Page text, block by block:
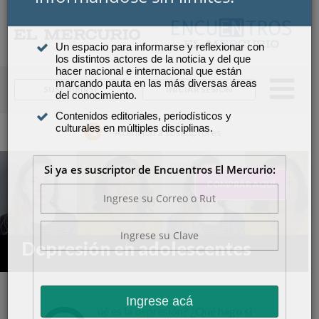
SUSCRIBIRSE INICIAR SESIÓN
Atención a suscriptores
COMPRAR AQUÍ
Depresión en adolescentes
ué es la depresión? ¿Qué hago si
Suscríbase y continúe
informándose sin límites.
×
los distintos actores de la noticia y del que
hacer nacional e internacional que están
del conocimiento.
Contenidos editoriales, periodísticos y
Si ya es suscriptor de Encuentros El Mercurio: